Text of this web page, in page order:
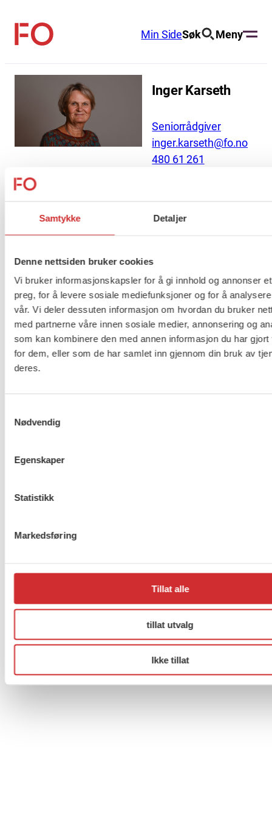
Samtykke Detaljer
Denne nettsiden bruker cookies
Vi bruker informasjonskapsler for å gi innhold og annonser
preg, for å levere sosiale mediefunksjoner og for å
vår. Vi deler dessuten informasjon om hvordan du bruker
med partnerne våre innen sosiale medier, annonsering og
som kan kombinere den med annen informasjon du har gjort
for dem, eller som de har samlet inn gjennom din bruk av
deres.
Nødvendig
Egenskaper
Statistikk
Markedsføring
Tillat alle
tillat utvalg
Ikke tillat
innhold
FO
Min SideSøk Meny
Inger Karseth
Seniorrådgiver
inger.karseth@fo.no
480 61 261
Seniorrådgiver, helse-, sosialpolitikk
About us (English)
FO (Fellesorganisasjonen)
Mariboes gate 13
Pb. 4693 Sofienberg
0506 OSLO
kontor@fo.no
Nettredaktør: nettredaktor@fo.no
Fakturaadresser til FO sentralt og FOs avdelinger
Facebook